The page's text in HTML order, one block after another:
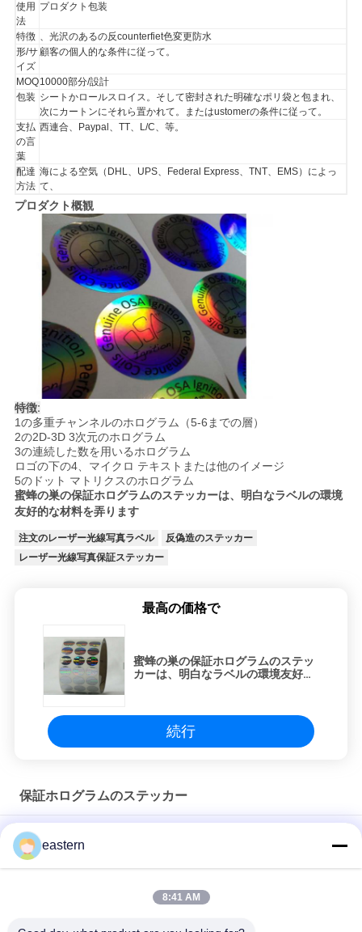
ス
場
地
図
PRIVACY
POLICY
使用
法
プロダクト包装
特徴 、光沢のあるの反counterfiet色変更防水
形/サ
イズ
顧客の個人的な条件に従って。
MOQ10000部分/設計
包装 シートかロールスロイス。そして密封された明確なポリ袋と包まれ、
次にカートンにそれら置かれて。またはustomerの条件に従って。
支払
の言
葉
西連合、Paypal、TT、L/C、等。
配達
方法
海による空気（DHL、UPS、Federal Express、TNT、EMS）によっ
て、
プロダクト概観
特徴:
1の多重チャンネルのホログラム （5-6までの層）
2の2D-3D 3次元のホログラム
3の連続した数を用いるホログラム
ロゴの下の4、 マイクロ テキストまたは他のイメージ
5のドット マトリクスのホログラム
蜜蜂の巣の保証ホログラムのステッカーは、明白なラベルの環境
友好的な材料を弄ります
注文のレーザー光線写真ラベル
反偽造のステッカー
レーザー光線写真保証ステッカー
最高の価格で
蜜蜂の巣の保証ホログラムのステッ
カーは、明白なラベルの環境友好的
続行
保証ホログラムのステッカー
シルバーシール ホログラムラベル 10ml 瓶または箱
ペットシール 製品認証の強化のためのカスタムホログラムラベ
eastern
8:41 AM